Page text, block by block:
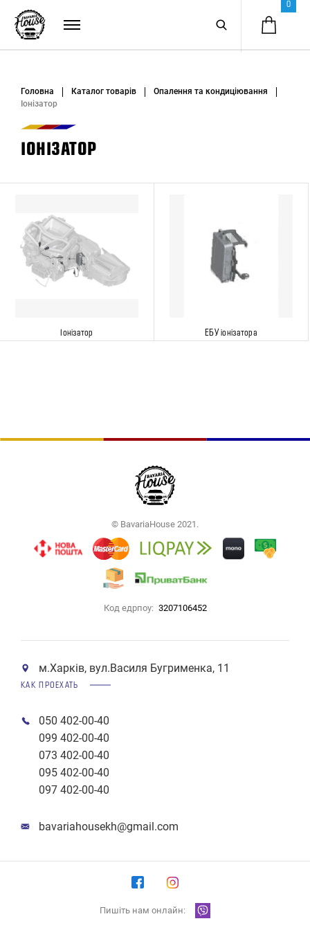
0
Головна Каталог товарів
Опалення та кондиціювання
Іонізатор
ІОНІЗАТОР
Іонізатор ЕБУ іонізатора
© BavariaHouse 2021.
Код едрпоу: 3207106452
м.Харків, вул.Василя Бугрименка, 11
КАК ПРОЕХАТЬ
050 402-00-40
099 402-00-40
073 402-00-40
095 402-00-40
097 402-00-40
bavariahousekh@gmail.com
Пишіть нам онлайн: